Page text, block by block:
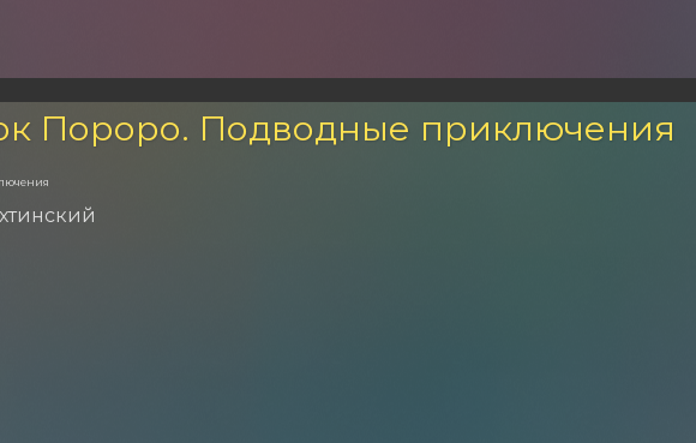
Пороро. Подводные приключения